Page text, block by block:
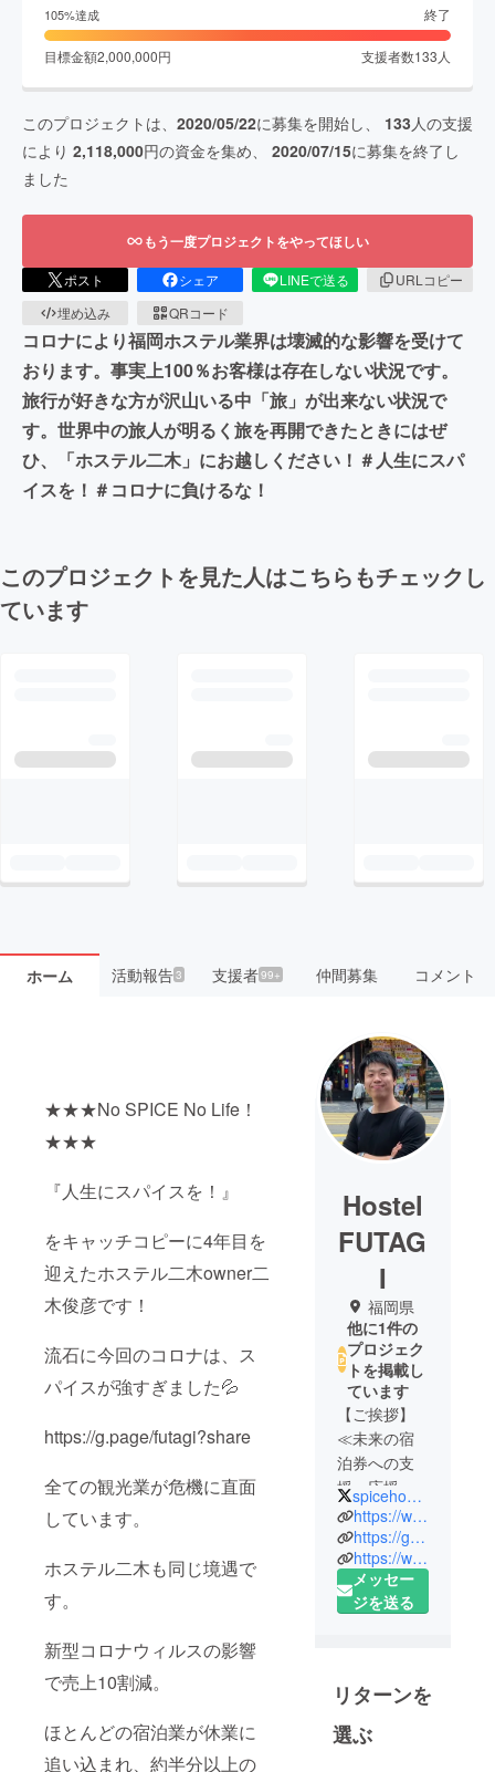
105%達成 終了
目標金額2,000,000円 支援者数133 人
このプロジェクトは、 2020/05/22に募集を開始し、 133人の支援
により 2,118,000円の資金を集め、 2020/07/15に募集を終了し
ました
もう一度プロジェクトをやってほしい
ポスト シェア LINEで送る
URLコピー
埋め込み
QRコード
コロナにより福岡ホステル業界は壊滅的な影響を受けて
おります。事実上100％お客様は存在しない状況です。
旅行が好きな方が沢山いる中「旅」が出来ない状況で
す。世界中の旅人が明るく旅を再開できたときにはぜ
ひ、「ホステル二木」にお越しください！＃人生にスパ
イスを！＃コロナに負けるな！
このプロジェクトを見た人はこちらもチェックし
ています
ホーム 活動報告3 支援者99+ 仲間募集 コメント
★★★No SPICE No Life！
★★★
『人生にスパイスを！』
をキャッチコピーに4年目を
迎えたホステル二木owner二
木俊彦です！
流石に今回のコロナは、ス
パイスが強すぎました💦
https://g.page/futagi?share
全ての観光業が危機に直面
しています。
ホステル二木も同じ境遇で
す。
新型コロナウィルスの影響
で売上10割減。
ほとんどの宿泊業が休業に
追い込まれ、約半分以上の
Hostel
FUTAG
I
福岡県
他に1件の
プロジェク
トを掲載し
ています
【ご挨拶】
≪未来の宿
泊券への支
援・応援お
願い致しま
す！≫
【現状】
今回のコロ
目を迎えた
ホステル二
木も他の施
spicehouse315
https://www.facebook.com/toshihiko.futagi
https://g.page/futagi?share
https://www.glocaltimes.jp/5986
メッセー
ジを送る
リターンを
選ぶ